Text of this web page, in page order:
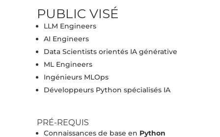
PUBLIC VISÉ
LLM Engineers
AI Engineers
Data Scientists orientés IA générative
ML Engineers
Ingénieurs MLOps
Développeurs Python spécialisés IA
PRÉ-REQUIS
Connaissances de base en Python